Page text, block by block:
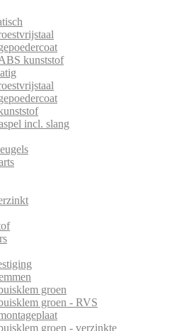
kunststof
incl. slang
groen
groen - RVS
groen - verzinkte